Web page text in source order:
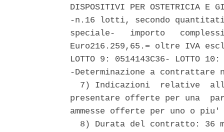
DISPOSITIVI PER OSTETRICIA
-n.16 lotti, secondo
speciale-   importo
Euro216.259,65.= oltre IVA
LOTTO 9: 0514143C36- LOTTO
-Determinazione a contrattare
7) Indicazioni  relative
presentare offerte per una
ammesse offerte per uno o
8) Durata del contratto: 36